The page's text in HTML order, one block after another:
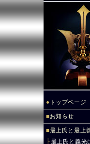
● トップページ
■お知らせ
■最上氏と最上
├最上氏と義光